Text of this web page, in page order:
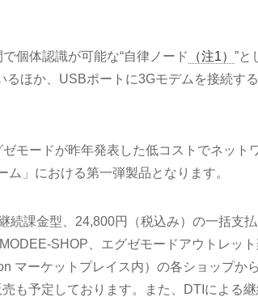
個体認識が可能な“自律ノード （注1） ”と
ほか、USBポートに3Gモデムを接続する
モードが昨年発表した低コストでネット
」における第一弾製品となります。
続課金型、24,800円（税込み）の一括支
SHOP、エグゼモードアウトレット
マーケットプレイス内）の各ショップから
も予定しております。また、DTIによる